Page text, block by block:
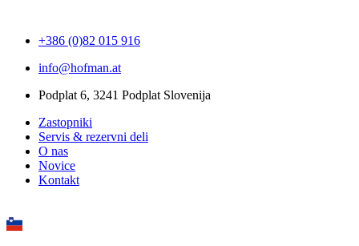
+386 (0)82 015 916
info@hofman.at
Podplat 6, 3241 Podplat Slovenija
Zastopniki
Servis & rezervni deli
O nas
Novice
Kontakt